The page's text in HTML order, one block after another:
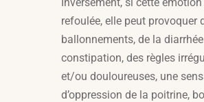
refoulée, elle peut provoquer
ballonnements, de la
constipation, des règles
et/ou douloureuses, une
d’oppression de la poitrine,